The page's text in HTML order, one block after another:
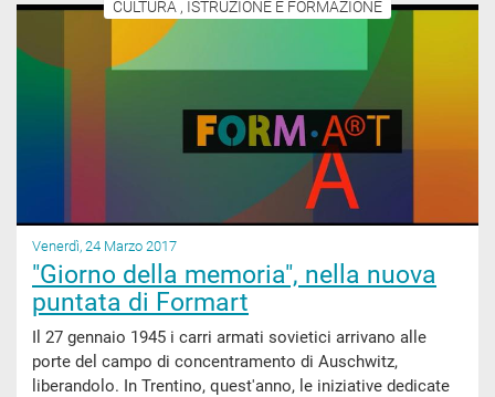
CULTURA , ISTRUZIONE E FORMAZIONE
Venerdì, 24 Marzo 2017
"Giorno della memoria", nella nuova
puntata di Formart
Il 27 gennaio 1945 i carri armati sovietici arrivano alle
porte del campo di concentramento di Auschwitz,
liberandolo. In Trentino, quest'anno, le iniziative dedicate